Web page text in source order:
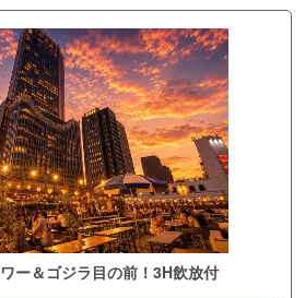
ー＆ゴジラ目の前！3H飲放付